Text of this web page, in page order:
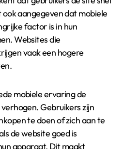
aangegeven dat mobiele
factor is in hun
Websites die
vaak een hogere
mobiele ervaring de
Gebruikers zijn
te doen of zich aan te
de website goed is
apparaat. Dit maakt